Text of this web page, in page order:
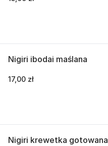
Nigiri ibodai maślana
17,00 zł
Nigiri krewetka gotowana